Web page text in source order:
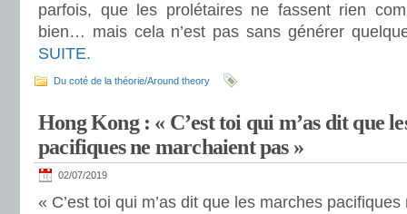
parfois, que les prolétaires ne fassent rien
bien… mais cela n’est pas sans générer
SUITE.
Du coté de la théorie/Around theory
Hong Kong : « C’est toi qui m’as dit que
pacifiques ne marchaient pas »
02/07/2019
« C’est toi qui m’as dit que les marches